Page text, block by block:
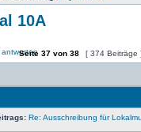
10A
Seite 37 von 38 [ 374 Beiträge ]
Re: Ausschreibung für